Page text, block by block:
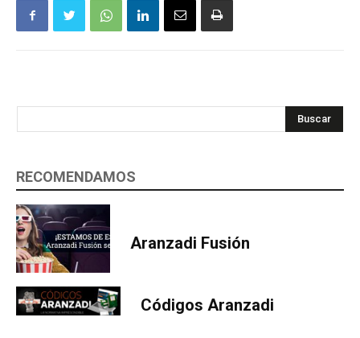
Buscar
RECOMENDAMOS
Aranzadi Fusión
Códigos Aranzadi